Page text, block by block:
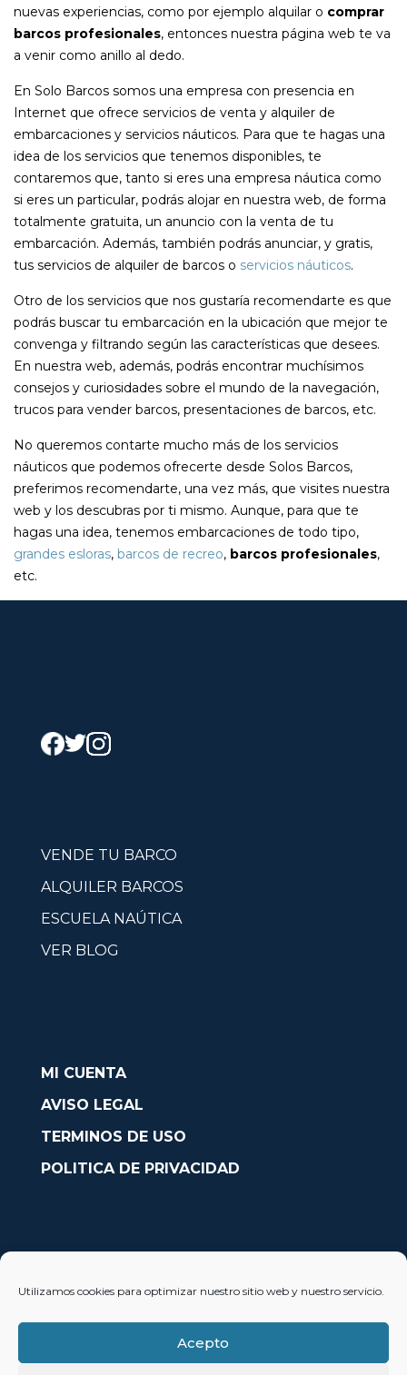
Utilizamos cookies para optimizar nuestro sitio web y nuestro servicio.
Acepto
nuevas experiencias, como por ejemplo alquilar o comprar
barcos profesionales, entonces nuestra página web te va
a venir como anillo al dedo.
En Solo Barcos somos una empresa con presencia en
Internet que ofrece servicios de venta y alquiler de
embarcaciones y servicios náuticos. Para que te hagas una
idea de los servicios que tenemos disponibles, te
contaremos que, tanto si eres una empresa náutica como
si eres un particular, podrás alojar en nuestra web, de forma
totalmente gratuita, un anuncio con la venta de tu
embarcación. Además, también podrás anunciar, y gratis,
tus servicios de alquiler de barcos o servicios náuticos.
Otro de los servicios que nos gustaría recomendarte es que
podrás buscar tu embarcación en la ubicación que mejor te
convenga y filtrando según las características que desees.
En nuestra web, además, podrás encontrar muchísimos
consejos y curiosidades sobre el mundo de la navegación,
trucos para vender barcos, presentaciones de barcos, etc.
No queremos contarte mucho más de los servicios
náuticos que podemos ofrecerte desde Solos Barcos,
preferimos recomendarte, una vez más, que visites nuestra
web y los descubras por ti mismo. Aunque, para que te
hagas una idea, tenemos embarcaciones de todo tipo,
grandes esloras, barcos de recreo, barcos profesionales,
etc.
VENDE TU BARCO
ALQUILER BARCOS
ESCUELA NAÚTICA
VER BLOG
MI CUENTA
AVISO LEGAL
TERMINOS DE USO
POLITICA DE PRIVACIDAD
Avda. País Valencià nº54, Oficina 23, Alcoy (Alicante)